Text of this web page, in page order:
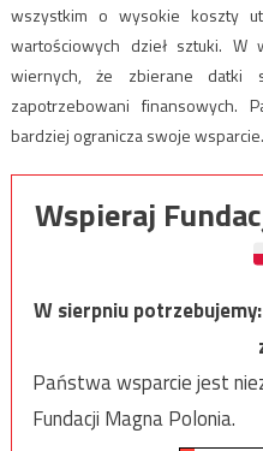
wszystkim o wysokie koszty
wartościowych dzieł sztuki. W
wiernych, że zbierane datki
zapotrzebowani finansowych.
bardziej ogranicza swoje wsparcie.
Wspieraj
W sierpniu potrzebujemy:
Państwa wsparcie jest
Fundacji Magna Polonia.